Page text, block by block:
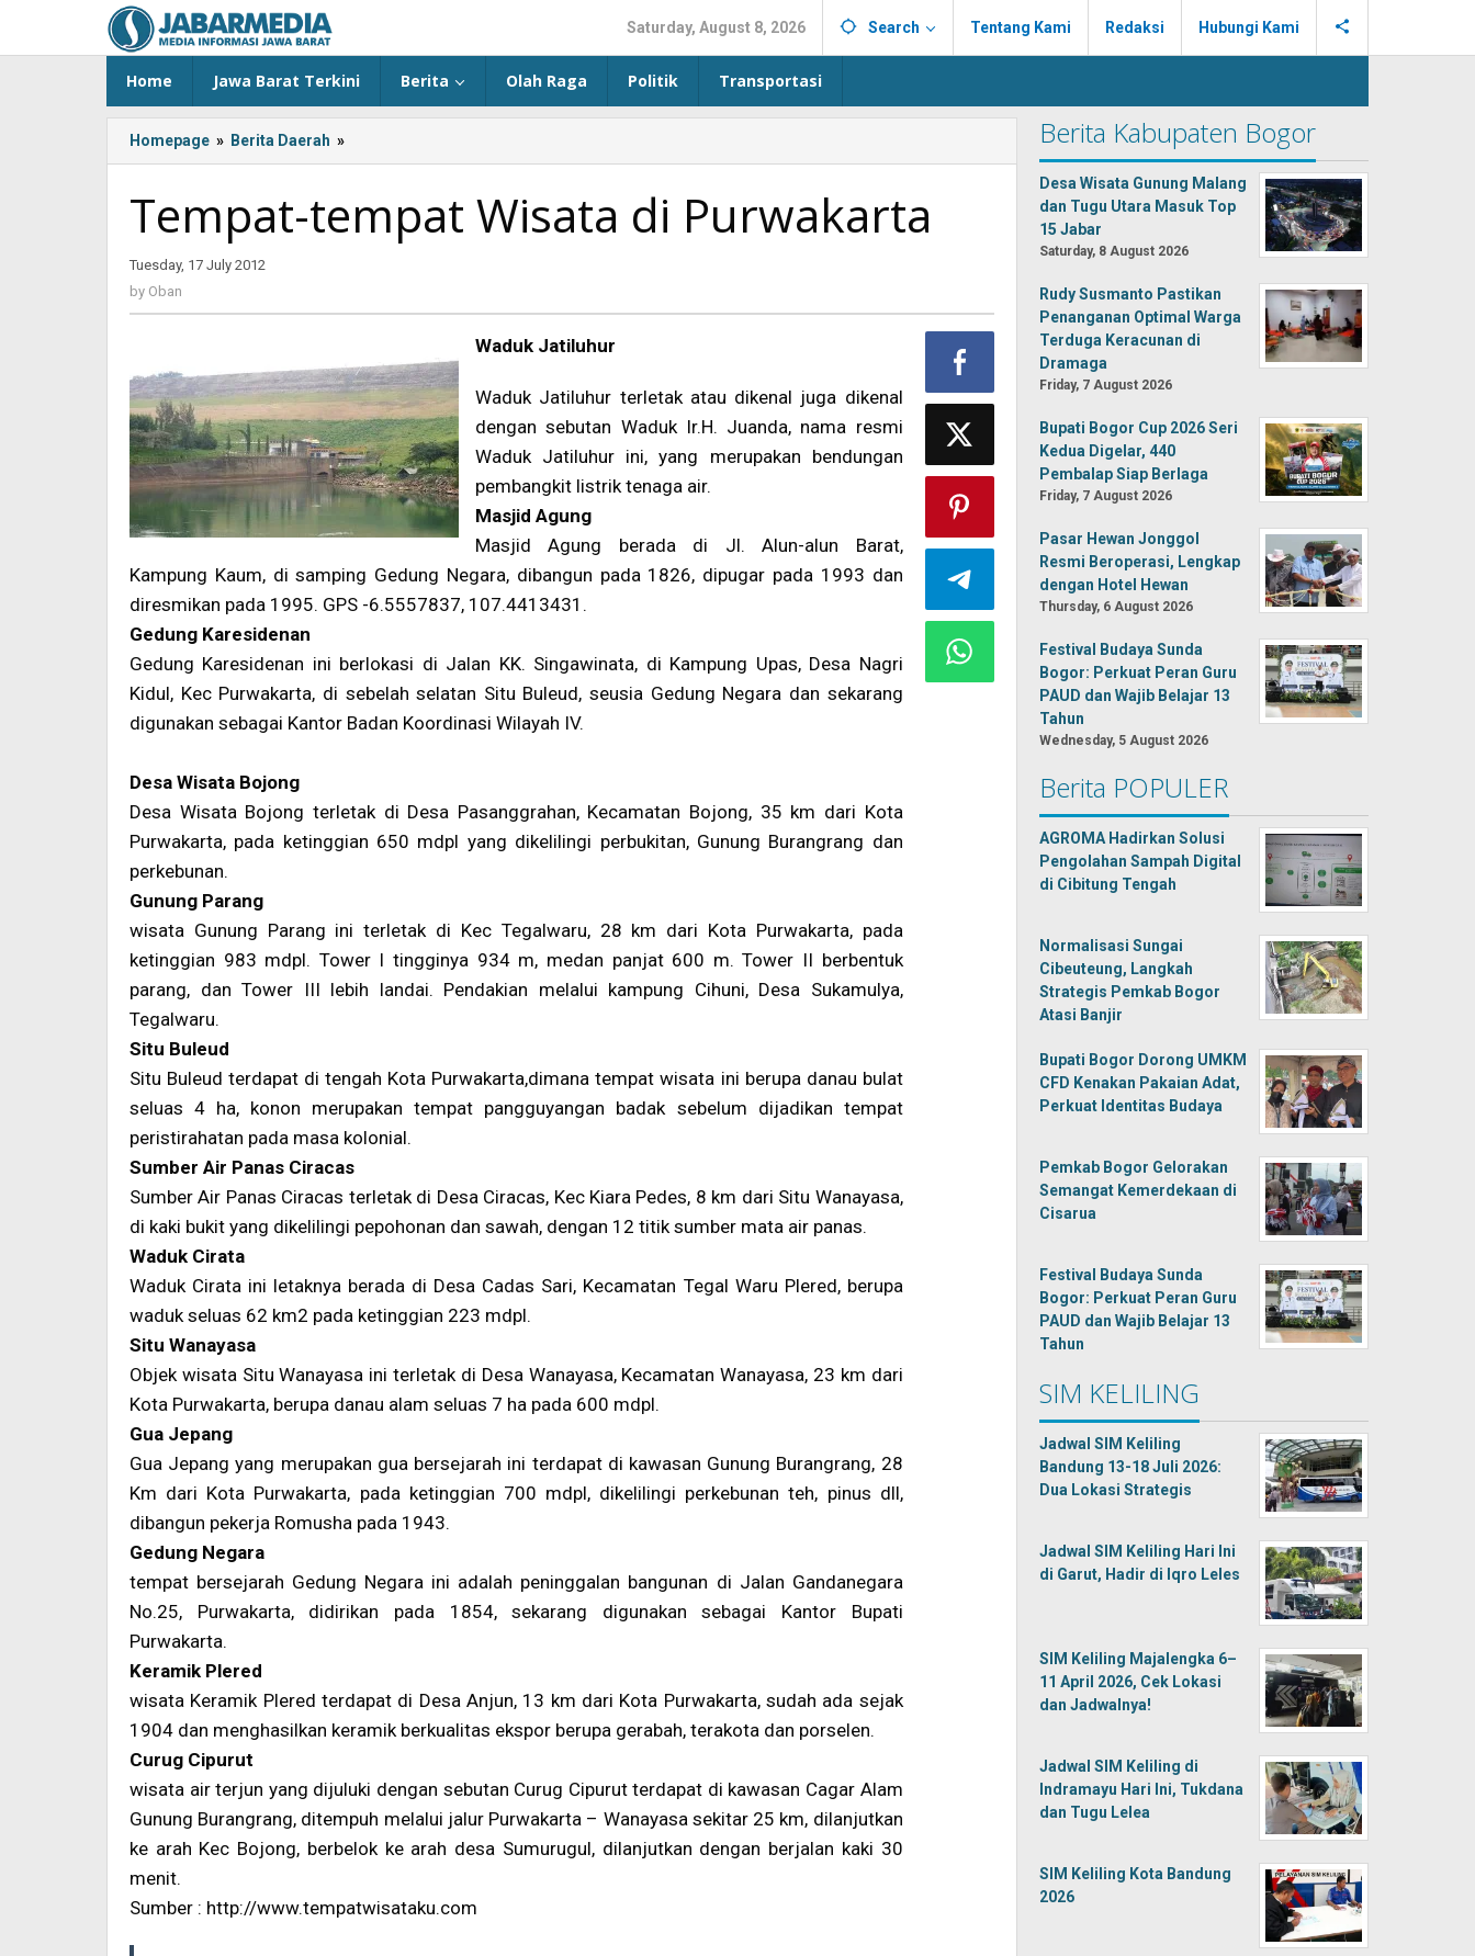
content
Saturday, August 8, 2026 Search Tentang Kami Redaksi Hubungi Kami
Home Jawa Barat Terkini Berita Olah Raga Politik Transportasi
Homepage » Berita Daerah »
tempat
di
Purwakarta
Tempat-tempat Wisata di Purwakarta
Tuesday, 17 July 2012
by Oban
Waduk Jatiluhur
Waduk Jatiluhur terletak atau dikenal juga dikenal
dengan sebutan Waduk Ir.H. Juanda, nama resmi
Waduk Jatiluhur ini, yang merupakan bendungan
pembangkit listrik tenaga air.
Masjid Agung
Masjid Agung berada di Jl. Alun-alun Barat,
Kampung Kaum, di samping Gedung Negara, dibangun pada 1826, dipugar pada 1993 dan
diresmikan pada 1995. GPS -6.5557837, 107.4413431.
Gedung Karesidenan
Gedung Karesidenan ini berlokasi di Jalan KK. Singawinata, di Kampung Upas, Desa Nagri
Kidul, Kec Purwakarta, di sebelah selatan Situ Buleud, seusia Gedung Negara dan sekarang
digunakan sebagai Kantor Badan Koordinasi Wilayah IV.
Desa Wisata Bojong
Desa Wisata Bojong terletak di Desa Pasanggrahan, Kecamatan Bojong, 35 km dari Kota
Purwakarta, pada ketinggian 650 mdpl yang dikelilingi perbukitan, Gunung Burangrang dan
perkebunan.
Gunung Parang
wisata Gunung Parang ini terletak di Kec Tegalwaru, 28 km dari Kota Purwakarta, pada
ketinggian 983 mdpl. Tower I tingginya 934 m, medan panjat 600 m. Tower II berbentuk
parang, dan Tower III lebih landai. Pendakian melalui kampung Cihuni, Desa Sukamulya,
Tegalwaru.
Situ Buleud
Situ Buleud terdapat di tengah Kota Purwakarta,dimana tempat wisata ini berupa danau bulat
seluas 4 ha, konon merupakan tempat pangguyangan badak sebelum dijadikan tempat
peristirahatan pada masa kolonial.
Sumber Air Panas Ciracas
Sumber Air Panas Ciracas terletak di Desa Ciracas, Kec Kiara Pedes, 8 km dari Situ Wanayasa,
di kaki bukit yang dikelilingi pepohonan dan sawah, dengan 12 titik sumber mata air panas.
Waduk Cirata
Waduk Cirata ini letaknya berada di Desa Cadas Sari, Kecamatan Tegal Waru Plered, berupa
waduk seluas 62 km2 pada ketinggian 223 mdpl.
Situ Wanayasa
Objek wisata Situ Wanayasa ini terletak di Desa Wanayasa, Kecamatan Wanayasa, 23 km dari
Kota Purwakarta, berupa danau alam seluas 7 ha pada 600 mdpl.
Gua Jepang
Gua Jepang yang merupakan gua bersejarah ini terdapat di kawasan Gunung Burangrang, 28
Km dari Kota Purwakarta, pada ketinggian 700 mdpl, dikelilingi perkebunan teh, pinus dll,
dibangun pekerja Romusha pada 1943.
Gedung Negara
tempat bersejarah Gedung Negara ini adalah peninggalan bangunan di Jalan Gandanegara
No.25, Purwakarta, didirikan pada 1854, sekarang digunakan sebagai Kantor Bupati
Purwakarta.
Keramik Plered
wisata Keramik Plered terdapat di Desa Anjun, 13 km dari Kota Purwakarta, sudah ada sejak
1904 dan menghasilkan keramik berkualitas ekspor berupa gerabah, terakota dan porselen.
Curug Cipurut
wisata air terjun yang dijuluki dengan sebutan Curug Cipurut terdapat di kawasan Cagar Alam
Gunung Burangrang, ditempuh melalui jalur Purwakarta – Wanayasa sekitar 25 km, dilanjutkan
ke arah Kec Bojong, berbelok ke arah desa Sumurugul, dilanjutkan dengan berjalan kaki 30
menit.
Sumber : http://www.tempatwisataku.com
Berita Kabupaten Bogor
Desa Wisata Gunung Malang
dan Tugu Utara Masuk Top
15 Jabar
Saturday, 8 August 2026
Rudy Susmanto Pastikan
Penanganan Optimal Warga
Terduga Keracunan di
Dramaga
Friday, 7 August 2026
Bupati Bogor Cup 2026 Seri
Kedua Digelar, 440
Pembalap Siap Berlaga
Friday, 7 August 2026
Pasar Hewan Jonggol
Resmi Beroperasi, Lengkap
dengan Hotel Hewan
Thursday, 6 August 2026
Festival Budaya Sunda
Bogor: Perkuat Peran Guru
PAUD dan Wajib Belajar 13
Tahun
Wednesday, 5 August 2026
Berita POPULER
AGROMA Hadirkan Solusi
Pengolahan Sampah Digital
di Cibitung Tengah
Normalisasi Sungai
Cibeuteung, Langkah
Strategis Pemkab Bogor
Atasi Banjir
Bupati Bogor Dorong UMKM
CFD Kenakan Pakaian Adat,
Perkuat Identitas Budaya
Pemkab Bogor Gelorakan
Semangat Kemerdekaan di
Cisarua
Festival Budaya Sunda
Bogor: Perkuat Peran Guru
PAUD dan Wajib Belajar 13
Tahun
SIM KELILING
Jadwal SIM Keliling
Bandung 13-18 Juli 2026:
Dua Lokasi Strategis
Jadwal SIM Keliling Hari Ini
di Garut, Hadir di Iqro Leles
SIM Keliling Majalengka 6–
11 April 2026, Cek Lokasi
dan Jadwalnya!
Jadwal SIM Keliling di
Indramayu Hari Ini, Tukdana
dan Tugu Lelea
SIM Keliling Kota Bandung
2026